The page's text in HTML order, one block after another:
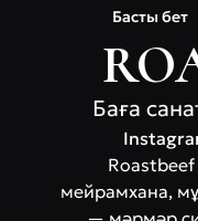
Басты бет
Баға
мейрамхана,